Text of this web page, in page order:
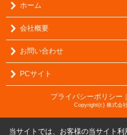
ホーム
会社概要
お問い合わせ
PCサイト
プライバシーポリシー ｜
Copyright(c) 株式会
当サイトでは、お客様の当サイト